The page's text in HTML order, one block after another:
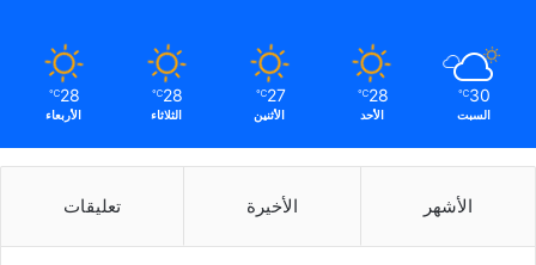
30
℃
السبت
28
℃
الأحد
27
℃
الأثنين
28
℃
الثلاثاء
28
℃
الأربعاء
الأشهر الأخيرة تعليقات